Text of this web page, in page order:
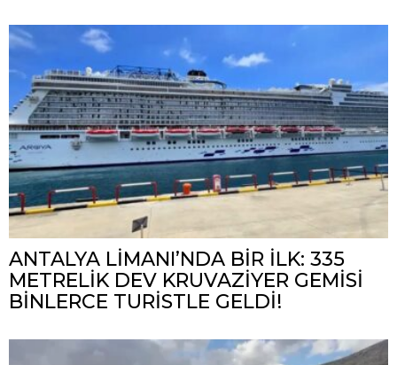
ANTALYA LİMANI’NDA BİR İLK: 335
METRELİK DEV KRUVAZİYER GEMİSİ
BİNLERCE TURİSTLE GELDİ!